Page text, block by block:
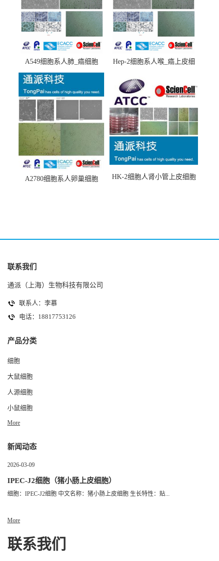
A549细胞系人肺_癌细胞
(A549细胞)
Hep-2细胞系人喉_癌上皮细
A2780细胞系人卵巢细胞
HK-2细胞人肾小管上皮细胞
联系我们
通派（上海）生物科技有限公司
联系人：李慕
电话：18817753126
产品分类
细胞
大鼠细胞
人源细胞
小鼠细胞
More
新闻动态
2026-03-09
IPEC-J2细胞（猪小肠上皮细胞）
细胞：IPEC-J2细胞 中文名称：猪小肠上皮细胞 生长特性：贴...
More
联系我们